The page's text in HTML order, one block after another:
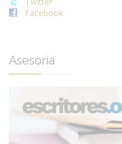
Facebook
Asesoría